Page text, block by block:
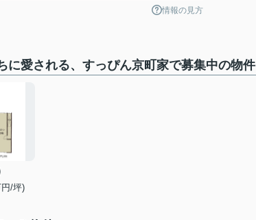
情報の見方
に愛される、すっぴん京町家で募集中の物件
/坪)